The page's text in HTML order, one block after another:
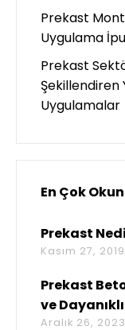
Prekast
Uygulama
Prekast
Şekillendiren
Uygulamalar
En Çok
Prekast
Kasım 27,
Prekast
ve
Aralık 26,